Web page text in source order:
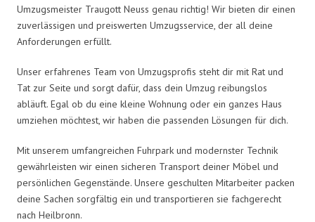
Umzugsmeister Traugott Neuss genau richtig! Wir bieten dir einen
zuverlässigen und preiswerten Umzugsservice, der all deine
Anforderungen erfüllt.
Unser erfahrenes Team von Umzugsprofis steht dir mit Rat und
Tat zur Seite und sorgt dafür, dass dein Umzug reibungslos
abläuft. Egal ob du eine kleine Wohnung oder ein ganzes Haus
umziehen möchtest, wir haben die passenden Lösungen für dich.
Mit unserem umfangreichen Fuhrpark und modernster Technik
gewährleisten wir einen sicheren Transport deiner Möbel und
persönlichen Gegenstände. Unsere geschulten Mitarbeiter packen
deine Sachen sorgfältig ein und transportieren sie fachgerecht
nach Heilbronn.